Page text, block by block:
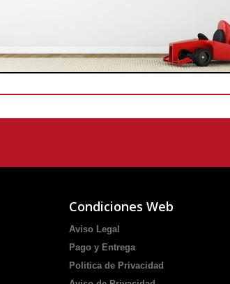
Condiciones Web
Aviso Legal
Pago y Entrega
Politica de Privacidad